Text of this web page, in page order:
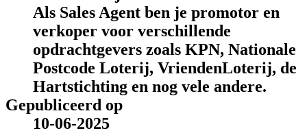
Als Sales Agent ben je promotor en
verkoper voor verschillende
opdrachtgevers zoals KPN, Nationale
Postcode Loterij, VriendenLoterij, de
Hartstichting en nog vele andere.
Gepubliceerd op
10-06-2025